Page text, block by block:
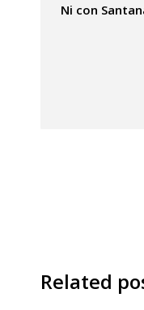
Ni con
Related